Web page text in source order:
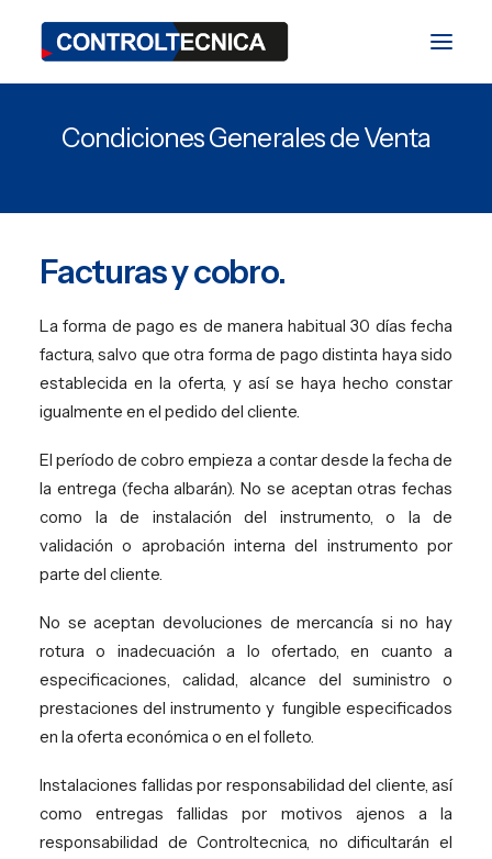
División BIO
División SAT
Ferias y Eventos
Contacto
ES
EN
Condiciones Generales de Venta
Facturas y cobro.
La forma de pago es de manera habitual 30 días fecha
factura, salvo que otra forma de pago distinta haya sido
establecida en la oferta, y así se haya hecho constar
igualmente en el pedido del cliente.
El período de cobro empieza a contar desde la fecha de
la entrega (fecha albarán). No se aceptan otras fechas
como la de instalación del instrumento, o la de
validación o aprobación interna del instrumento por
parte del cliente.
No se aceptan devoluciones de mercancía si no hay
rotura o inadecuación a lo ofertado, en cuanto a
especificaciones, calidad, alcance del suministro o
prestaciones del instrumento y fungible especificados
en la oferta económica o en el folleto.
Instalaciones fallidas por responsabilidad del cliente, así
como entregas fallidas por motivos ajenos a la
responsabilidad de Controltecnica, no dificultarán el